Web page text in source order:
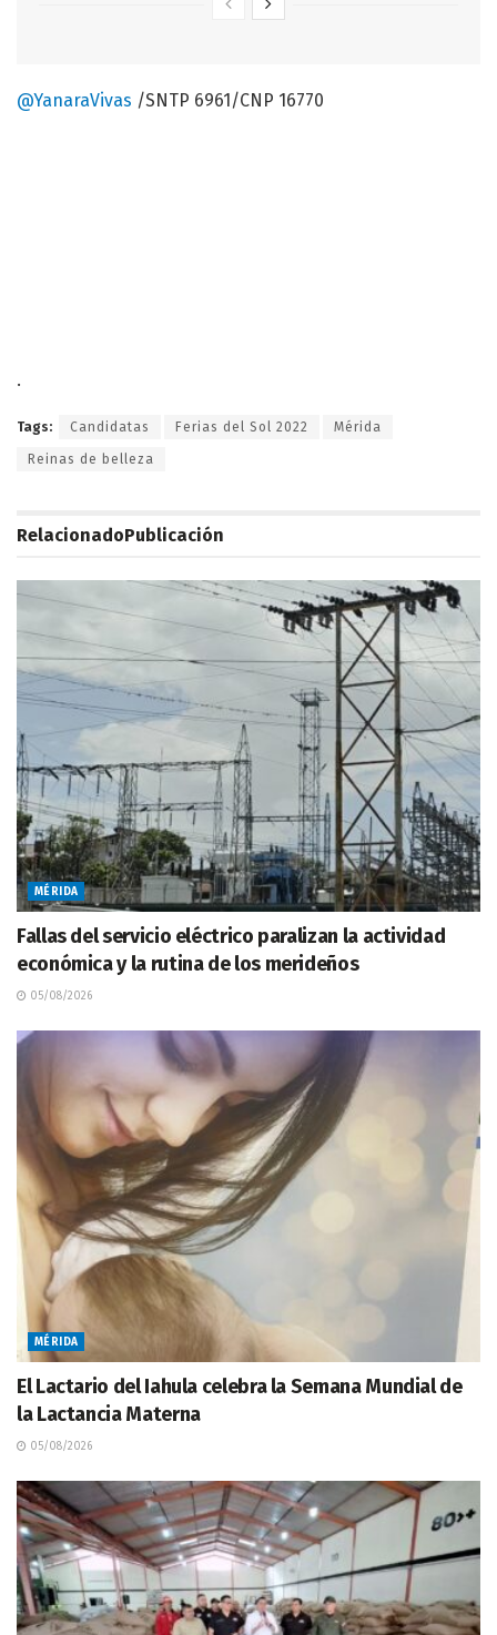
@YanaraVivas /SNTP 6961/CNP 16770
.
Tags: Candidatas Ferias del Sol 2022 Mérida
Reinas de belleza
RelacionadoPublicación
MÉRIDA
Fallas del servicio eléctrico paralizan la actividad
económica y la rutina de los merideños
05/08/2026
MÉRIDA
El Lactario del Iahula celebra la Semana Mundial de
la Lactancia Materna
05/08/2026